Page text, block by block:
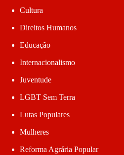
Cultura
Direitos Humanos
Educação
Internacionalismo
Juventude
LGBT Sem Terra
Lutas Populares
Mulheres
Reforma Agrária Popular